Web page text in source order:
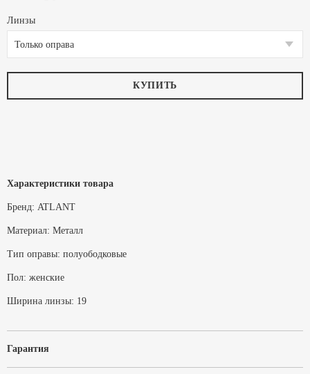
Линзы
Только оправа
КУПИТЬ
Характеристики товара
Бренд: ATLANT
Материал: Металл
Тип оправы: полуободковые
Пол: женские
Ширина линзы: 19
Гарантия